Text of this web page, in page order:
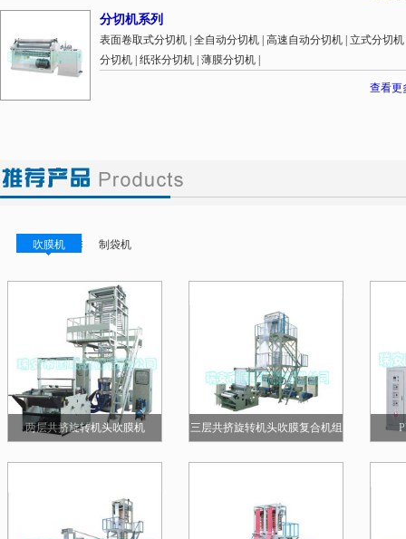
分切机系列
表面卷取式分切机 全自动分切机 高速自动分切机 立式分切机
分切机 纸张分切机 薄膜分切机
查看更
吹膜机 制袋机
两层共挤旋转机头吹膜机 三层共挤旋转机头吹膜复合机组